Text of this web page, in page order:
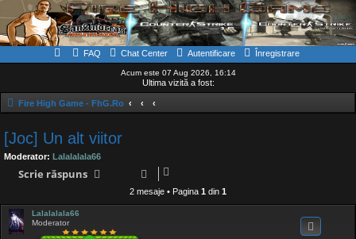
FAQ Chat Center Autentificare Înregistrare
Acum este 07 Aug 2026, 16:14
Ultima vizită a fost:
Fire High Game - FhG.Ro
[Joc] Un alt viitor
Moderator: Lalalalala66
Scrie răspuns
2 mesaje • Pagina 1 din 1
Lalalalala66
Moderator